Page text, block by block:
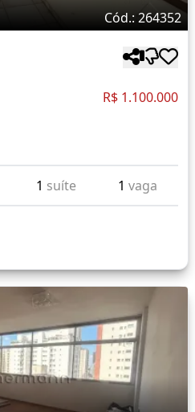
Cód.: 264352
R$ 1.100.000
1 suíte 1 vaga